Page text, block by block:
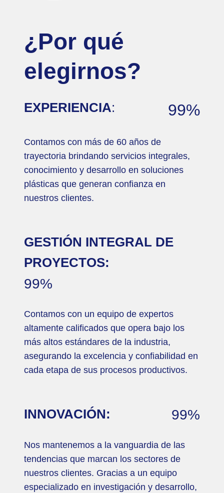
¿Por qué
elegirnos?
EXPERIENCIA: 99%
Contamos con más de 60 años de
trayectoria brindando servicios integrales,
conocimiento y desarrollo en soluciones
plásticas que generan confianza en
nuestros clientes.
GESTIÓN INTEGRAL DE
PROYECTOS:
99%
Contamos con un equipo de expertos
altamente calificados que opera bajo los
más altos estándares de la industria,
asegurando la excelencia y confiabilidad en
cada etapa de sus procesos productivos.
INNOVACIÓN: 99%
Nos mantenemos a la vanguardia de las
tendencias que marcan los sectores de
nuestros clientes. Gracias a un equipo
especializado en investigación y desarrollo,